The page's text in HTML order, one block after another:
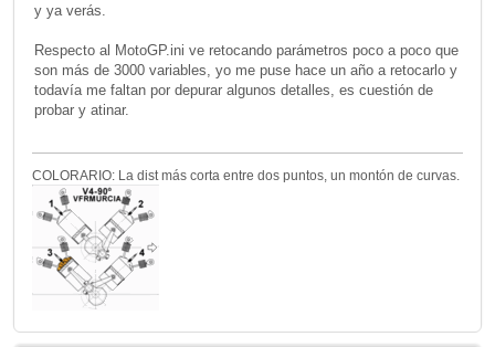
y ya verás.
Respecto al MotoGP.ini ve retocando parámetros poco a poco que
son más de 3000 variables, yo me puse hace un año a retocarlo y
todavía me faltan por depurar algunos detalles, es cuestión de
probar y atinar.
COLORARIO: La dist más corta entre dos puntos, un montón de curvas.